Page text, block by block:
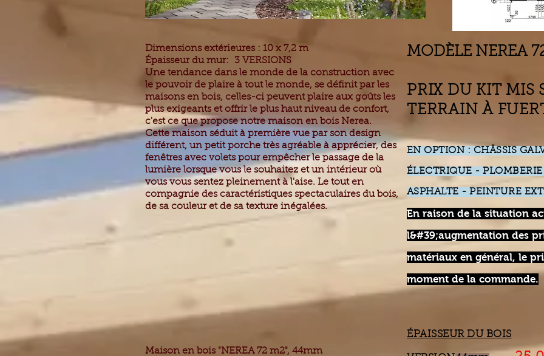
Dimensions extérieures : 10 x 7,2 m
Épaisseur du mur:
3 VERSIONS
Une tendance dans le monde de la construction avec
le pouvoir de plaire à tout le monde, se définit par les
maisons en bois, celles-ci peuvent plaire aux goûts les
plus exigeants et offrir le plus haut niveau de confort,
c'est ce que propose notre maison en bois Nerea.
Cette maison séduit à première vue par son design
différent, un petit porche très agréable à apprécier, des
fenêtres avec volets pour empêcher le passage de la
lumière lorsque vous le souhaitez et un intérieur où
vous vous sentez pleinement à l'aise. Le tout en
compagnie des caractéristiques spectaculaires du bois,
de sa couleur et de sa texture inégalées.
Maison en bois "NEREA 72 m2", 44mm
MODÈLE NEREA
PRIX DU KIT MIS
TERRAIN À
EN OPTION : CHÂSSIS
ÉLECTRIQUE -
ASPHALTE - PEINTURE
En raison de la situation
l&#39;augmentation des
matériaux en général, le
moment de la commande.
ÉPAISSEUR DU BOIS